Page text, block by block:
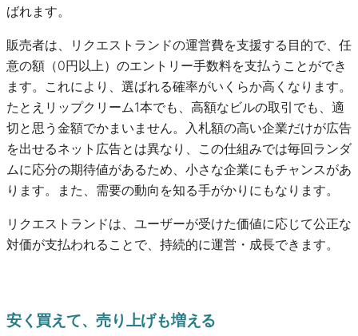
ばれます。
販売者は、リクエストランドの運営費を支援する目的で、任
意の額（0円以上）のエントリー手数料を支払うことができ
ます。これにより、選ばれる確率がいくらか高くなります。
たとえリップクリーム1本でも、高額なビルの取引でも、適
切と思う金額でかまいません。入札額の高い企業だけが広告
を出せるネット広告とは異なり、この仕組みでは毎回ランダ
ムに応分の期待値があるため、小さな企業にもチャンスがあ
ります。また、需要の動向を知る手がかりにもなります。
リクエストランドは、ユーザーが受けた価値に応じて公正な
対価が支払われることで、持続的に運営・成長できます。
安く買えて、売り上げも増える